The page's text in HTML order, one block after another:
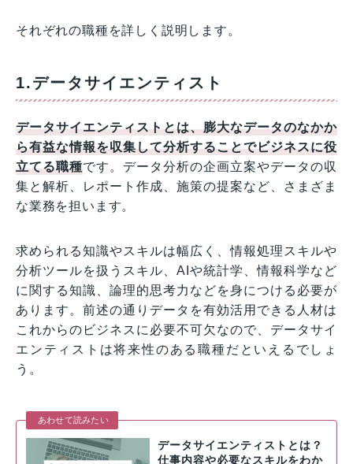
それぞれの職種を詳しく説明します。
1.データサイエンティスト
データサイエンティストとは、膨大なデータのなかか
ら有益な情報を収集して分析することでビジネスに役
立てる職種です。データ分析の企画立案やデータの収
集と解析、レポート作成、施策の提案など、さまざま
な業務を担います。
求められる知識やスキルは幅広く、情報処理スキルや
分析ツールを扱うスキル、AIや統計学、情報科学など
に関する知識、論理的思考力などを身につける必要が
あります。前述の通りデータを有効活用できる人材は
これからのビジネスに必要不可欠なので、データサイ
エンティストは将来性のある職種だといえるでしょ
う。
あわせて読みたい
データサイエンティストとは？
仕事内容や必要なスキルをわか